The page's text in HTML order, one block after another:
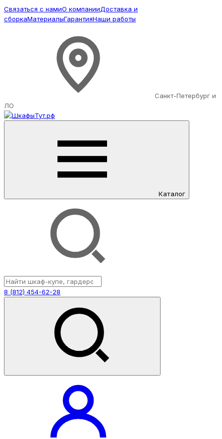
Связаться с намиО компанииДоставка и
сборкаМатериалыГарантияНаши работы
Санкт-Петербург и
ЛО
Каталог
8 (812) 454-62-28